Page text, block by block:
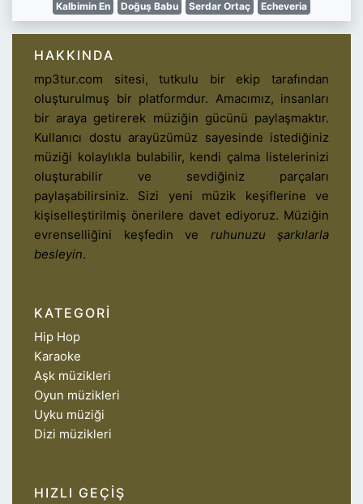
Kalbimin En
Doğuş Babu Serdar Ortaç Echeveria
HAKKINDA
mp3tur.com sitesi, tutkulu bir ekip tarafından
oluşturulmuş bir platformdur. Amacımız, insanları
bir araya getirerek müziğin gücünü paylaşmaktır.
Kullanıcı dostu arayüzümüz sayesinde istediğiniz
müziği kolaylıkla bulabilir, kendi çalma listelerinizi
oluşturabilir ve sevdiğiniz parçaları
paylaşabilirsiniz. Sizi yeni müzik keşiflerine ve
kişiselleştirilmiş önerilere davet ediyoruz. Müziğin
evrenselliğini keşfedin ve ruhunuzu şarkılarla
besleyin.
KATEGORI
Hip Hop
Karaoke
Aşk müzikleri
Oyun müzikleri
Uyku müziği
Dizi müzikleri
HIZLI GEÇIŞ